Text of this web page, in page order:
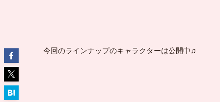
今回のラインナップのキャラクターは公開中♫